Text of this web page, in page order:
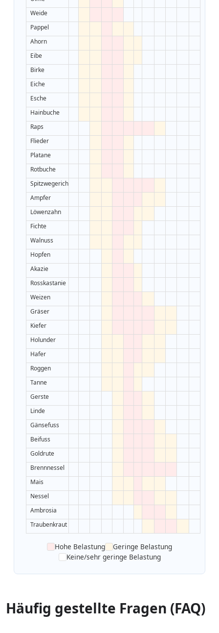
Weide
Pappel
Ahorn
Eibe
Birke
Eiche
Esche
Hainbuche
Raps
Flieder
Platane
Rotbuche
Spitzwegerich
Ampfer
Löwenzahn
Fichte
Walnuss
Hopfen
Akazie
Rosskastanie
Weizen
Gräser
Kiefer
Holunder
Hafer
Roggen
Tanne
Gerste
Linde
Gänsefuss
Beifuss
Goldrute
Brennnessel
Mais
Nessel
Ambrosia
Traubenkraut
Hohe Belastung
Geringe Belastung
Keine/sehr geringe Belastung
Häufig gestellte Fragen (FAQ)